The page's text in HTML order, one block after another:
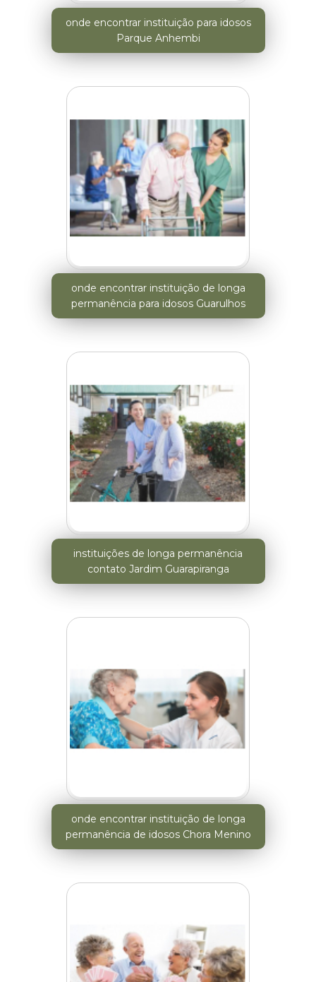
onde encontrar instituição para idosos
Parque Anhembi
onde encontrar instituição de longa
permanência para idosos Guarulhos
instituições de longa permanência
contato Jardim Guarapiranga
onde encontrar instituição de longa
permanência de idosos Chora Menino